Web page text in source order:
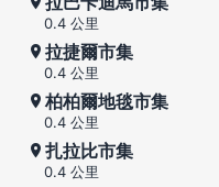
0.4 公里
拉捷爾市集
0.4 公里
柏柏爾地毯市集
0.4 公里
扎拉比市集
0.4 公里